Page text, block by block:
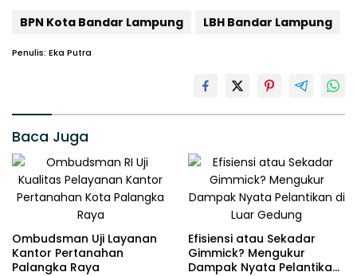
BPN Kota Bandar Lampung LBH Bandar Lampung
Penulis: Eka Putra
Baca Juga
Ombudsman Uji Layanan
Kantor Pertanahan
Palangka Raya
Efisiensi atau Sekadar
Gimmick? Mengukur
Dampak Nyata Pelantikan